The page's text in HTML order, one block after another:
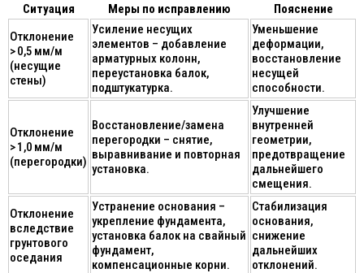
Ситуация Меры по исправлению
Пояснение
Отклонение
> 0,5 мм/м
(несущие
стены)
Усиление несущих
элементов – добавление
арматурных колонн,
переустановка балок,
подштукатурка.
Уменьшение
деформации,
восстановление
несущей
способности.
Отклонение
> 1,0 мм/м
(перегородки)
Восстановление/замена
перегородки – снятие,
выравнивание и повторная
установка.
Улучшение
внутренней
геометрии,
предотвращение
дальнейшего
смещения.
Отклонение
вследствие
грунтового
оседания
Устранение основания –
укрепление фундамента,
установка балок на свайный
фундамент,
компенсационные корни.
Стабилизация
основания,
снижение
дальнейших
отклонений.